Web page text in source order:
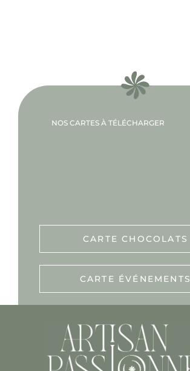
NOS CARTES À TÉLÉCHARGER
CARTE CHOCOLATS
CARTE ÉVÉNEMENTS